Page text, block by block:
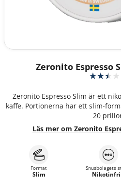
Zeronito Espresso
Zeronito Espresso Slim är ett
kaffe. Portionerna har ett slim-
20
Läs mer om Zeronito
Format
Slim
Snusbolagets